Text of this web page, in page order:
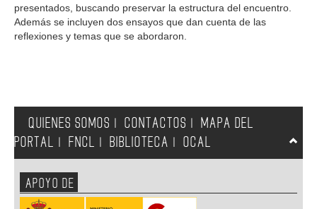
presentados, buscando preservar la estructura del encuentro.
Además se incluyen dos ensayos que dan cuenta de las
reflexiones y temas que se abordaron.
QUIENES SOMOS CONTACTOS
MAPA DEL
PORTAL
FNCL BIBLIOTECA OCAL
APOYO DE